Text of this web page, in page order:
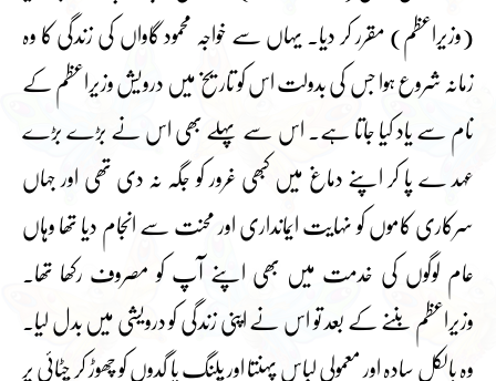
(وزیراعظم) مقرر کر دیا۔ یہاں سے خواجہ محمود گاواں کی زندگی کا وہ
زمانہ شروع ہوا جس کی بدولت اس کو تاریخ میں درویش وزیراعظم کے
نام سے یاد کیا جاتا ہے۔ اس سے پہلے بھی اس نے بڑے بڑے
عہد ے پا کر اپنے دماغ میں کبھی غرور کو جگہ نہ دی تھی اور جہاں
سرکاری کاموں کو نہایت ایمانداری اور محنت سے انجام دیا تھا وہاں
عام لوگوں کی خدمت میں بھی اپنے آپ کو مصروف رکھا تھا۔
وزیراعظم بننے کے بعد تو اس نے اپنی زندگی کو درویشی میں بدل لیا۔
وہ بالکل سادہ اور معمولی لباس پہنتا اور پلنگ یا گدوں کو چھوڑ کر چٹائی پر